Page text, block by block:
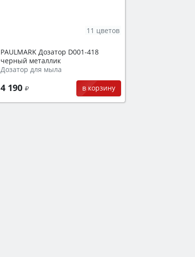
PAULMARK Дозатор D001-418
черный металлик
Дозатор для мыла
4 190 в корзину
11 цветов